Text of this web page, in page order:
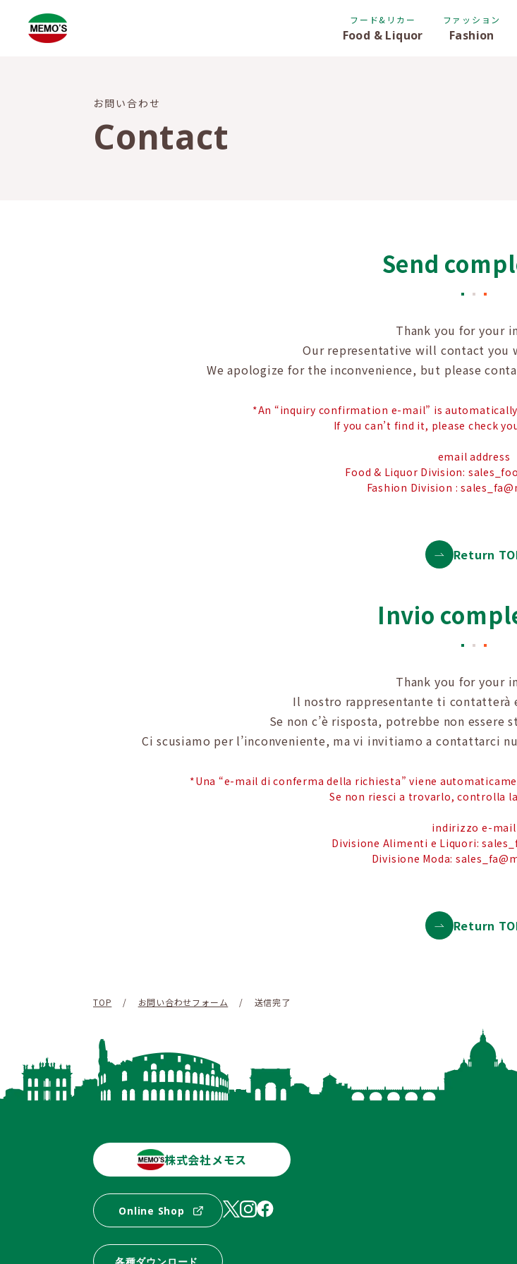
フード&リカー
Food & Liquor
ファッション
Fashion
お問い合わせ
Contact
Send
Thank you for your
Our representative will contact you
We apologize for the inconvenience, but please
*An “inquiry confirmation e-mail” is
If you can’t find it, please check
email address
Food & Liquor Division:
Fashion Division :
Return
Invio
Thank you for your
Il nostro rappresentante ti contatterà
Se non c’è risposta, potrebbe non
Ci scusiamo per l’inconveniente, ma vi invitiamo a contattarci
*Una “e-mail di conferma della richiesta” viene
Se non riesci a trovarlo, controlla
indirizzo e-mail
Divisione Alimenti e Liquori:
Divisione Moda:
Return
TOP / お問い合わせフォーム / 送信完了
株式会社メモス
Online Shop